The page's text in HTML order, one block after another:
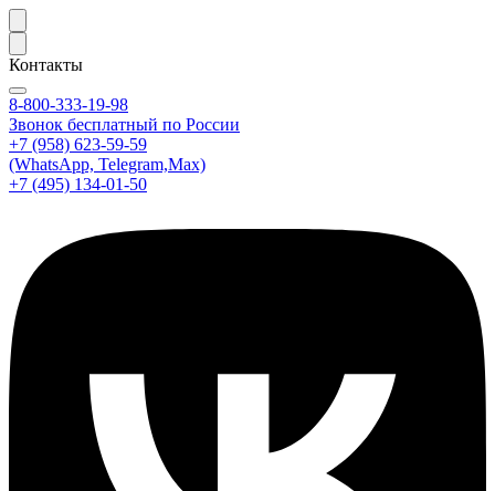
Контакты
8-800-333-19-98
Звонок бесплатный по России
+7 (958) 623-59-59
(WhatsApp, Telegram,Max)
+7 (495) 134-01-50